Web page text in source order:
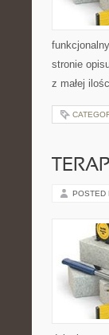
stronie
z małej
POSTED